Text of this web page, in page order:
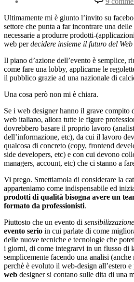
Ultimamente mi è giunto l’invito su
settore che punta a far incontrare una
necessarie a produrre prodotti-
web perdecidere insieme il futuro del
Il piano d’azione dell’evento è semplice,
come fare una lobby, applicarne le
il pubblico grazie ad una nazionale di
Una cosa però non mi è chiara.
Se i web designer hanno il grave compito
web italiano, allora tutte le figure
dovrebbero basare il proprio lavoro
dell’informazione, etc), da cui il lavoro
qualcosa di concreto (copy, frontend
side developers, etc) e con cui devono
managers, account, etc) che ci stanno a
Vi prego. Smettiamola di considerare la
apparteniamo come indispensabile ed
prodotti di qualità bisogna avere un
formato da professionisti.
Piuttosto che un evento di
evento serio in cui parlate di come
delle nuove tecniche e tecnologie che
i giorni, di come integrarvi in un flusso di
semplicemente facendo una analisi
perchè è evoluto il web-design all’estero
web designer si contano sulle dita di una